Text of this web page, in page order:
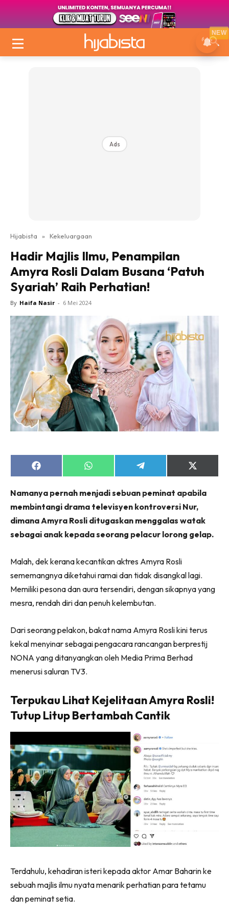
Ads
Hijabista » Kekeluargaan
Hadir Majlis Ilmu, Penampilan
Amyra Rosli Dalam Busana ‘Patuh
Syariah’ Raih Perhatian!
By Haifa Nasir - 6 Mei 2024
Share
on
Share
on
Share
on
Share
on
(Twitter)
Namanya pernah menjadi sebuan peminat apabila
membintangi drama televisyen kontroversi Nur,
dimana Amyra Rosli ditugaskan menggalas watak
sebagai anak kepada seorang pelacur lorong gelap.
Malah, dek kerana kecantikan aktres Amyra Rosli
sememangnya diketahui ramai dan tidak disangkal lagi.
Memiliki pesona dan aura tersendiri, dengan sikapnya yang
mesra, rendah diri dan penuh kelembutan.
Dari seorang pelakon, bakat nama Amyra Rosli kini terus
kekal menyinar sebagai pengacara rancangan berprestij
NONA yang ditanyangkan oleh Media Prima Berhad
menerusi saluran TV3.
Terpukau Lihat Kejelitaan Amyra Rosli!
Tutup Litup Bertambah Cantik
Terdahulu, kehadiran isteri kepada aktor Amar Baharin ke
sebuah majlis ilmu nyata menarik perhatian para tetamu
dan peminat setia.
NEW